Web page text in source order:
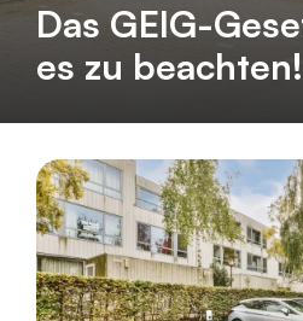
Das GEIG-
es zu beachten!